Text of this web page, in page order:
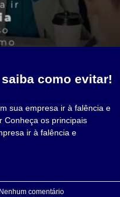
como evitar!
sua empresa ir à falência e
Conheça os principais
ir à falência e
Nenhum comentário